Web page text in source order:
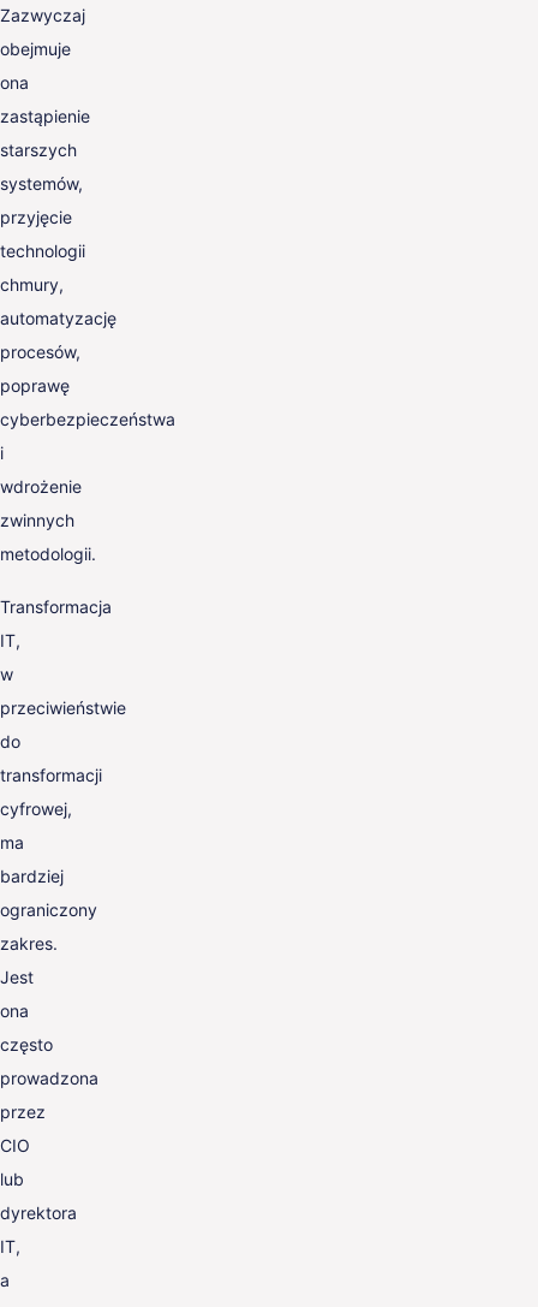
Zazwyczaj
obejmuje
ona
zastąpienie
starszych
systemów,
przyjęcie
technologii
chmury,
automatyzację
procesów,
poprawę
cyberbezpieczeństwa
i
wdrożenie
zwinnych
metodologii.
Transformacja
IT,
w
przeciwieństwie
do
transformacji
cyfrowej,
ma
bardziej
ograniczony
zakres.
Jest
ona
często
prowadzona
przez
CIO
lub
dyrektora
IT,
a